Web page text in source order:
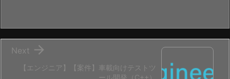
【エンジニア】【案件】車載向けテストツ
ール開発（C++）

Next